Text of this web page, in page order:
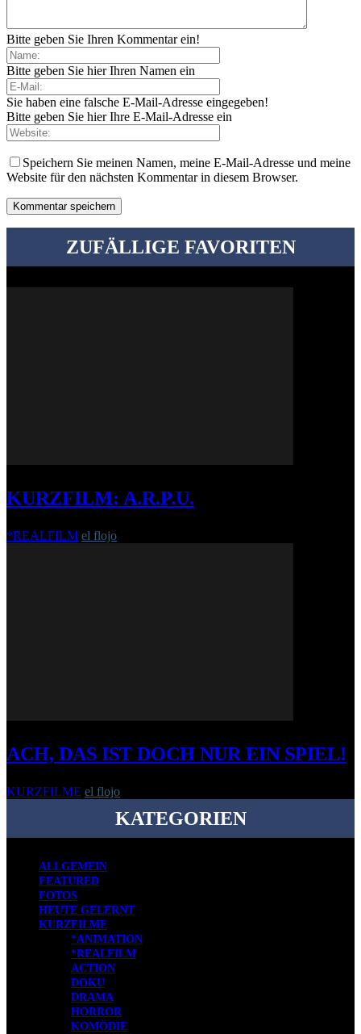
Bitte geben Sie Ihren Kommentar ein!
Bitte geben Sie hier Ihren Namen ein
Sie haben eine falsche E-Mail-Adresse eingegeben!
Bitte geben Sie hier Ihre E-Mail-Adresse ein
Speichern Sie meinen Namen, meine E-Mail-Adresse und meine
Website für den nächsten Kommentar in diesem Browser.
ZUFÄLLIGE FAVORITEN
KURZFILM: A.R.P.U.
*REALFILM el flojo
ACH, DAS IST DOCH NUR EIN SPIEL!
KURZFILME el flojo
KATEGORIEN
ALLGEMEIN
FEATURED
FOTOS
HEUTE GELERNT
KURZFILME
*ANIMATION
*REALFILM
ACTION
DOKU
DRAMA
HORROR
KOMÖDIE